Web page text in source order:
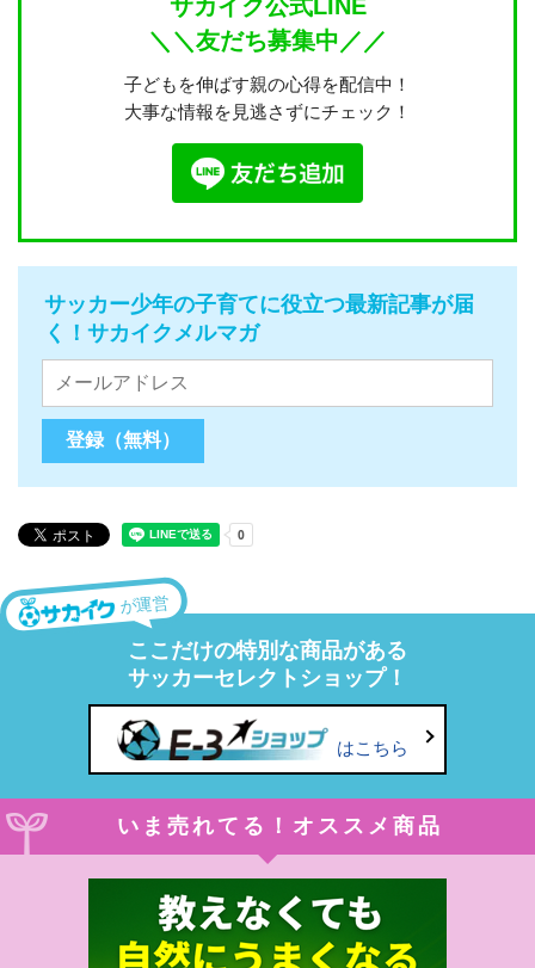
サカイク公式LINE
＼＼友だち募集中／／
子どもを伸ばす親の心得を配信中！
大事な情報を見逃さずにチェック！
サッカー少年の子育てに役立つ最新記事が届
く！サカイクメルマガ
が運営
ここだけの特別な商品がある
サッカーセレクトショップ！
はこちら
いま売れてる！オススメ商品